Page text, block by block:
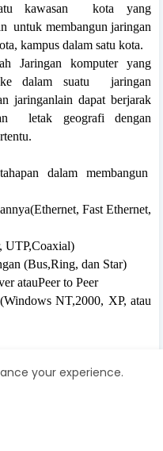
kawasan
kota yang
untuk membangun jaringan
kampus dalam satu kota.
Jaringan
komputer yang
ke dalam suatu
jaringan
jaringanlain dapat berjarak
letak geografi dengan
dalam membangun
Fast Ethernet,
UTP,Coaxial)
(Bus,Ring, dan Star)
atauPeer to Peer
NT,2000, XP, atau
network. Tujuannya agar
dengan internet.
your experience.